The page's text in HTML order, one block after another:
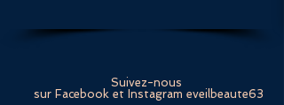
Suivez-nous
sur Facebook et Instagram eveilbeaute63